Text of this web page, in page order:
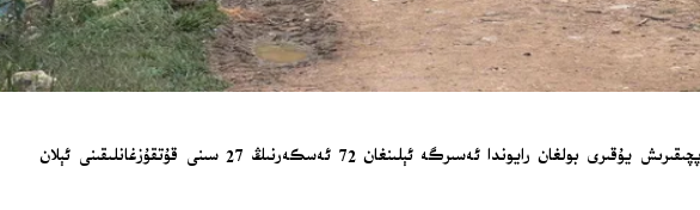
كولومبىيە دائىرىلىرى يەكشەنبە كۈنى دۆلەتنىڭ غەربىي جەنۇبىدىكى ئىسيانچىلار كونترول قىلىدىغان ۋە زەھەرلىك چېكىملىك ئىشلەپچىقىرىش يۇقىرى بولغان رايوندا ئەسىرگە ئېلىنغان 72 ئەسكەرنىڭ 27 سىنى قۇتقۇزغانلىقىنى ئېلان